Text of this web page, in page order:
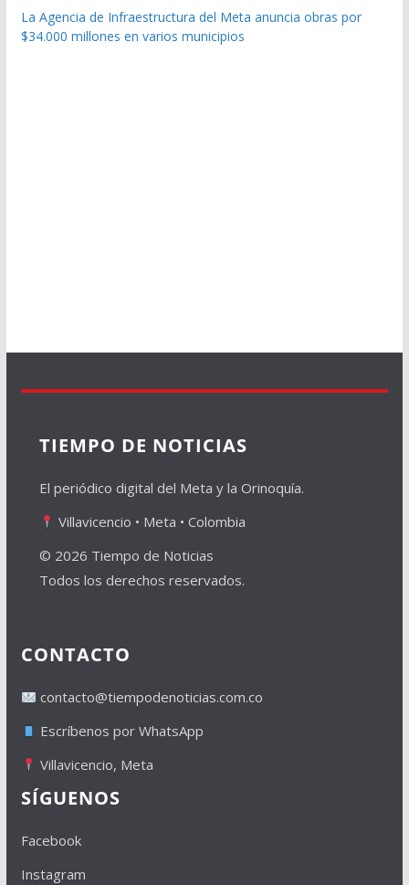
La Agencia de Infraestructura del Meta anuncia obras por
$34.000 millones en varios municipios
TIEMPO DE NOTICIAS
El periódico digital del Meta y la Orinoquía.
Villavicencio • Meta • Colombia
© 2026 Tiempo de Noticias
Todos los derechos reservados.
CONTACTO
contacto@tiempodenoticias.com.co
Escríbenos por WhatsApp
Villavicencio, Meta
SÍGUENOS
Facebook
Instagram